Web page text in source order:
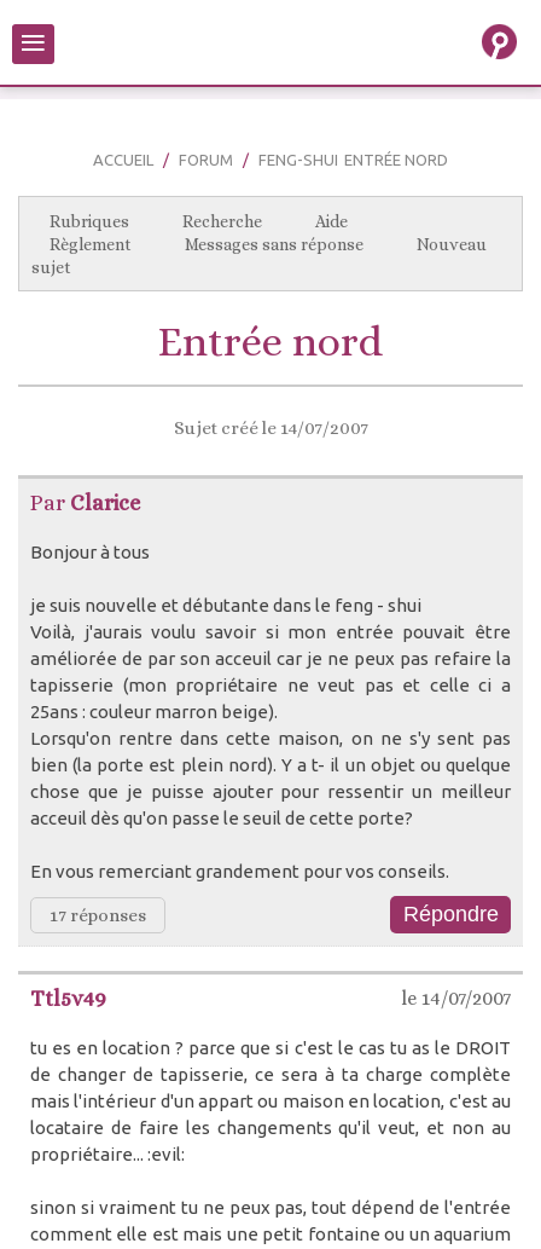
≡
ACCUEIL FORUM FENG-SHUI ENTRÉE NORD
Rubriques Recherche
Aide
Règlement
Messages sans réponse
Nouveau
sujet
Entrée nord
Sujet créé le 14/07/2007
Par Clarice
Bonjour à tous
je suis nouvelle et débutante dans le feng - shui
Voilà, j'aurais voulu savoir si mon entrée pouvait être
améliorée de par son acceuil car je ne peux pas refaire la
tapisserie (mon propriétaire ne veut pas et celle ci a
25ans : couleur marron beige).
Lorsqu'on rentre dans cette maison, on ne s'y sent pas
bien (la porte est plein nord). Y a t- il un objet ou quelque
chose que je puisse ajouter pour ressentir un meilleur
acceuil dès qu'on passe le seuil de cette porte?
En vous remerciant grandement pour vos conseils.
17 réponses
Ttl5v49 le 14/07/2007
tu es en location ? parce que si c'est le cas tu as le DROIT
de changer de tapisserie, ce sera à ta charge complète
mais l'intérieur d'un appart ou maison en location, c'est au
locataire de faire les changements qu'il veut, et non au
propriétaire... :evil:
sinon si vraiment tu ne peux pas, tout dépend de l'entrée
comment elle est mais une petit fontaine ou un aquarium